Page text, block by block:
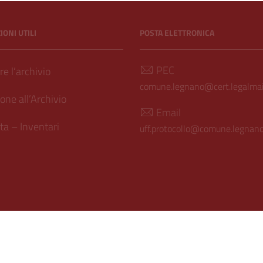
UTILI
l’archivio
all’Archivio
– Inventari
POSTA ELETTRONICA
PEC
Email